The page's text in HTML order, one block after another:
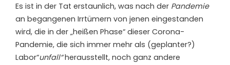
Es ist in der Tat erstaunlich, was nach der Pandemie
an begangenen Irrtümern von jenen eingestanden
wird, die in der „heißen Phase“ dieser Corona-
Pandemie, die sich immer mehr als (geplanter?)
Labor“unfall“herausstellt, noch ganz andere